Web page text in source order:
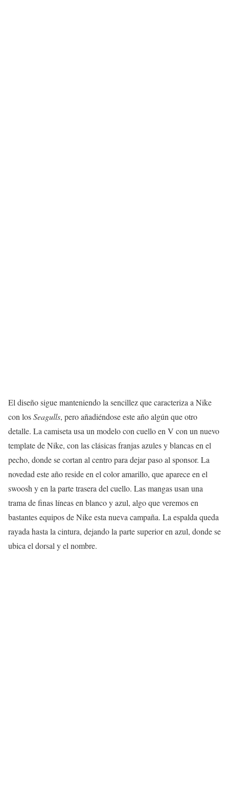
El diseño sigue manteniendo la sencillez que caracteriza a Nike
con losSeagulls, pero añadiéndose este año algún que otro
detalle. La camiseta usa un modelo con cuello en V con un nuevo
template de Nike, con las clásicas franjas azules y blancas en el
pecho, donde se cortan al centro para dejar paso al sponsor. La
novedad este año reside en el color amarillo, que aparece en el
swoosh y en la parte trasera del cuello. Las mangas usan una
trama de finas líneas en blanco y azul, algo que veremos en
bastantes equipos de Nike esta nueva campaña. La espalda queda
rayada hasta la cintura, dejando la parte superior en azul, donde se
ubica el dorsal y el nombre.